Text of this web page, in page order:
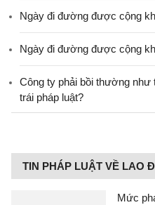
Ngày đi đường được cộng
Ngày đi đường được cộng
Công ty phải bồi thường
trái pháp luật?
TIN PHÁP LUẬT VỀ LAO
Mức